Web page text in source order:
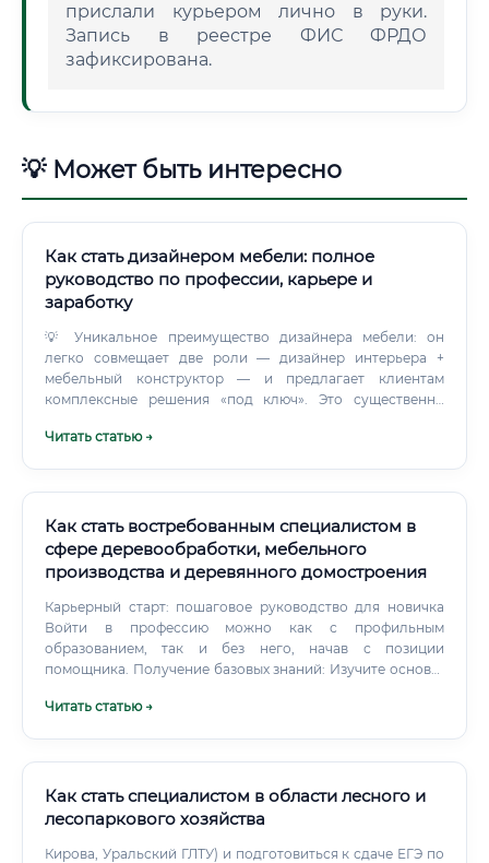
прислали курьером лично в руки.
Запись в реестре ФИС ФРДО
зафиксирована.
💡 Может быть интересно
Как стать дизайнером мебели: полное
руководство по профессии, карьере и
заработку
💡 Уникальное преимущество дизайнера мебели: он
легко совмещает две роли — дизайнер интерьера +
мебельный конструктор — и предлагает клиентам
комплексные решения «под ключ». Это существенно
Читать статью →
Как стать востребованным специалистом в
сфере деревообработки, мебельного
производства и деревянного домостроения
Карьерный старт: пошаговое руководство для новичка
Войти в профессию можно как с профильным
образованием, так и без него, начав с позиции
помощника. Получение базовых знаний: Изучите основы:
обработки, типы ручного и электроинструмента. Это
Читать статью →
Как стать специалистом в области лесного и
лесопаркового хозяйства
Кирова, Уральский ГЛТУ) и подготовиться к сдаче ЕГЭ по